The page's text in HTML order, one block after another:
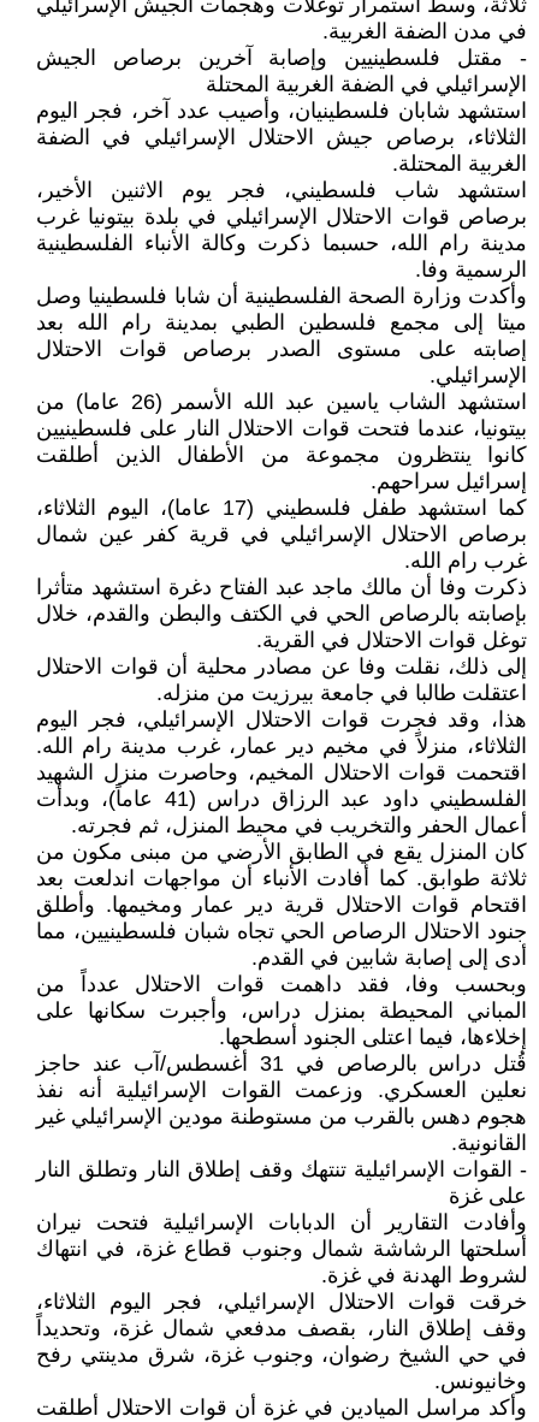
ثلاثة، وسط استمرار توغلات وهجمات الجيش الإسرائيلي
في مدن الضفة الغربية.
- مقتل فلسطينيين وإصابة آخرين برصاص الجيش
الإسرائيلي في الضفة الغربية المحتلة
استشهد شابان فلسطينيان، وأصيب عدد آخر، فجر اليوم
الثلاثاء، برصاص جيش الاحتلال الإسرائيلي في الضفة
الغربية المحتلة.
استشهد شاب فلسطيني، فجر يوم الاثنين الأخير،
برصاص قوات الاحتلال الإسرائيلي في بلدة بيتونيا غرب
مدينة رام الله، حسبما ذكرت وكالة الأنباء الفلسطينية
الرسمية وفا.
وأكدت وزارة الصحة الفلسطينية أن شابا فلسطينيا وصل
ميتا إلى مجمع فلسطين الطبي بمدينة رام الله بعد
إصابته على مستوى الصدر برصاص قوات الاحتلال
الإسرائيلي.
استشهد الشاب ياسين عبد الله الأسمر (26 عاما) من
بيتونيا، عندما فتحت قوات الاحتلال النار على فلسطينيين
كانوا ينتظرون مجموعة من الأطفال الذين أطلقت
إسرائيل سراحهم.
كما استشهد طفل فلسطيني (17 عاما)، اليوم الثلاثاء،
برصاص الاحتلال الإسرائيلي في قرية كفر عين شمال
غرب رام الله.
ذكرت وفا أن مالك ماجد عبد الفتاح دغرة استشهد متأثرا
بإصابته بالرصاص الحي في الكتف والبطن والقدم، خلال
توغل قوات الاحتلال في القرية.
إلى ذلك، نقلت وفا عن مصادر محلية أن قوات الاحتلال
اعتقلت طالبا في جامعة بيرزيت من منزله.
هذا، وقد فجرت قوات الاحتلال الإسرائيلي، فجر اليوم
الثلاثاء، منزلاً في مخيم دير عمار، غرب مدينة رام الله.
اقتحمت قوات الاحتلال المخيم، وحاصرت منزل الشهيد
الفلسطيني داود عبد الرزاق دراس (41 عاماً)، وبدأت
أعمال الحفر والتخريب في محيط المنزل، ثم فجرته.
كان المنزل يقع في الطابق الأرضي من مبنى مكون من
ثلاثة طوابق. كما أفادت الأنباء أن مواجهات اندلعت بعد
اقتحام قوات الاحتلال قرية دير عمار ومخيمها. وأطلق
جنود الاحتلال الرصاص الحي تجاه شبان فلسطينيين، مما
أدى إلى إصابة شابين في القدم.
وبحسب وفا، فقد داهمت قوات الاحتلال عدداً من
المباني المحيطة بمنزل دراس، وأجبرت سكانها على
إخلاءها، فيما اعتلى الجنود أسطحها.
قُتل دراس بالرصاص في 31 أغسطس/آب عند حاجز
نعلين العسكري. وزعمت القوات الإسرائيلية أنه نفذ
هجوم دهس بالقرب من مستوطنة مودين الإسرائيلي غير
القانونية.
- القوات الإسرائيلية تنتهك وقف إطلاق النار وتطلق النار
على غزة
وأفادت التقارير أن الدبابات الإسرائيلية فتحت نيران
أسلحتها الرشاشة شمال وجنوب قطاع غزة، في انتهاك
لشروط الهدنة في غزة.
خرقت قوات الاحتلال الإسرائيلي، فجر اليوم الثلاثاء،
وقف إطلاق النار، بقصف مدفعي شمال غزة، وتحديداً
في حي الشيخ رضوان، وجنوب غزة، شرق مدينتي رفح
وخانيونس.
وأكد مراسل الميادين في غزة أن قوات الاحتلال أطلقت